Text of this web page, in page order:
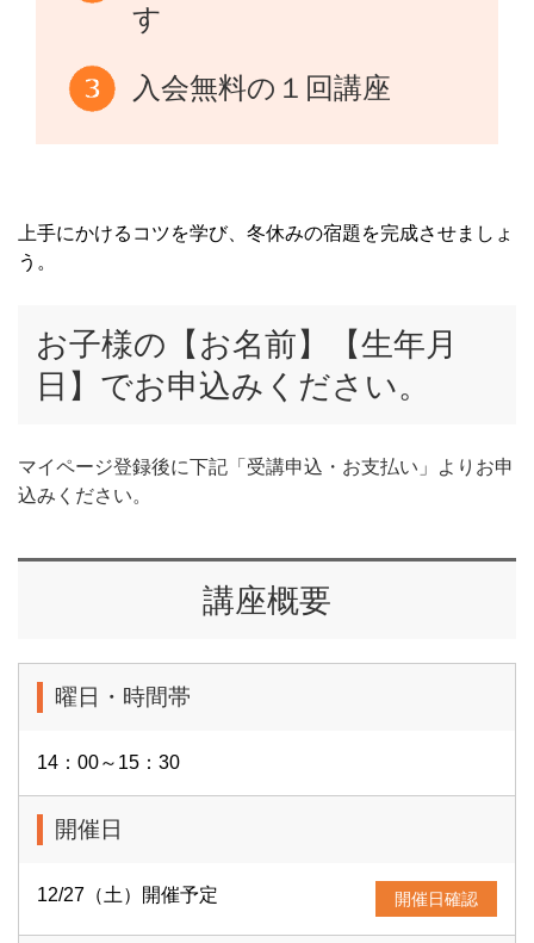
す
入会無料の１回講座
上手にかけるコツを学び、冬休みの宿題を完成させましょ
う。
お子様の【お名前】【生年月
日】でお申込みください。
マイページ登録後に下記「受講申込・お支払い」よりお申
込みください。
講座概要
曜日・時間帯
14：00～15：30
開催日
12/27（土）開催予定 開催日確認